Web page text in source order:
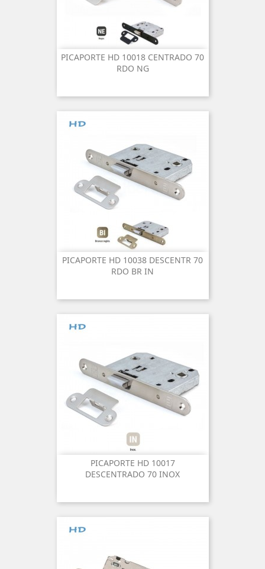
PICAPORTE HD 10018 CENTRADO 70
RDO NG
PICAPORTE HD 10038 DESCENTR 70
RDO BR IN
PICAPORTE HD 10017
DESCENTRADO 70 INOX